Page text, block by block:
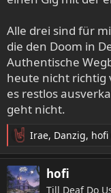
Alle drei sind für
die den Doom in
Authentische
heute nicht richtig
es restlos
geht nicht.
R
e
a
k
Irae, Danzig, hofi
hofi
Till Deaf Do